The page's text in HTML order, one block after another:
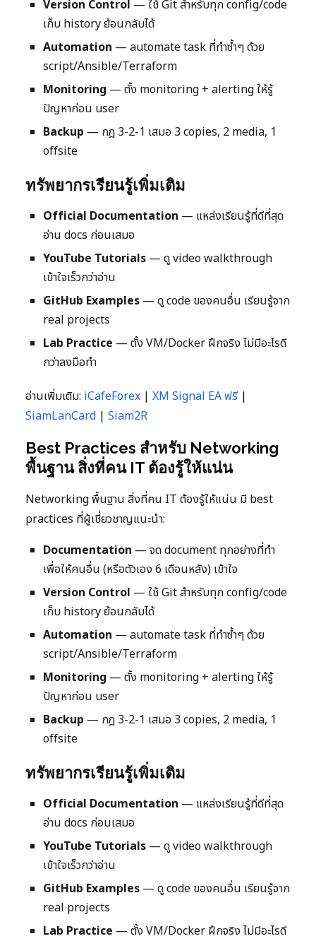
Version Control — ใช้ Git สำหรับทุก config/code
เก็บ history ย้อนกลับได้
Automation — automate task ที่ทำซ้ำๆ ด้วย
script/Ansible/Terraform
Monitoring — ตั้ง monitoring + alerting ให้รู้
ปัญหาก่อน user
Backup — กฎ 3-2-1 เสมอ 3 copies, 2 media, 1
offsite
ทรัพยากรเรียนรู้เพิ่มเติม
Official Documentation — แหล่งเรียนรู้ที่ดีที่สุด
อ่าน docs ก่อนเสมอ
YouTube Tutorials — ดู video walkthrough
เข้าใจเร็วกว่าอ่าน
GitHub Examples — ดู code ของคนอื่น เรียนรู้จาก
real projects
Lab Practice — ตั้ง VM/Docker ฝึกจริง ไม่มีอะไรดี
กว่าลงมือทำ
อ่านเพิ่มเติม: iCafeForex | XM Signal EA ฟรี|
SiamLanCard | Siam2R
Best Practices สำหรับ Networking
พื้นฐาน สิ่งที่คน IT ต้องรู้ให้แน่น
Networking พื้นฐาน สิ่งที่คน IT ต้องรู้ให้แน่น มี best
practices ที่ผู้เชี่ยวชาญแนะนำ:
Documentation — จด document ทุกอย่างที่ทำ
เพื่อให้คนอื่น (หรือตัวเอง 6 เดือนหลัง) เข้าใจ
Version Control — ใช้ Git สำหรับทุก config/code
เก็บ history ย้อนกลับได้
Automation — automate task ที่ทำซ้ำๆ ด้วย
script/Ansible/Terraform
Monitoring — ตั้ง monitoring + alerting ให้รู้
ปัญหาก่อน user
Backup — กฎ 3-2-1 เสมอ 3 copies, 2 media, 1
offsite
ทรัพยากรเรียนรู้เพิ่มเติม
Official Documentation — แหล่งเรียนรู้ที่ดีที่สุด
อ่าน docs ก่อนเสมอ
YouTube Tutorials — ดู video walkthrough
เข้าใจเร็วกว่าอ่าน
GitHub Examples — ดู code ของคนอื่น เรียนรู้จาก
real projects
Lab Practice — ตั้ง VM/Docker ฝึกจริง ไม่มีอะไรดี